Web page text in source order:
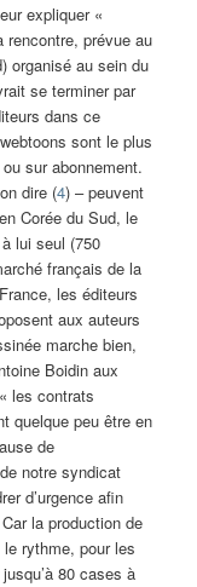
expliquer «
rencontre, prévue au
organisé au sein du
se terminer par
dans ce
sont le plus
sur abonnement.
dire (4) – peuvent
Corée du Sud, le
lui seul (750
français de la
les éditeurs
aux auteurs
marche bien,
Boidin aux
les contrats
quelque peu être en
de
notre syndicat
d’urgence afin
la production de
rythme, pour les
80 cases à